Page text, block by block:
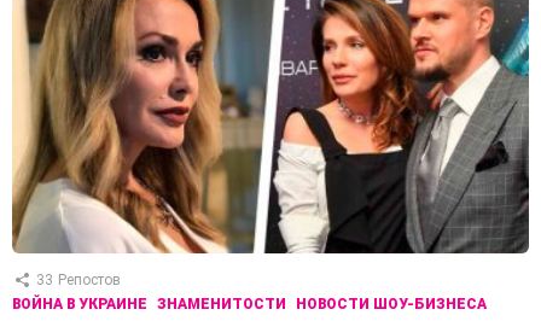
33 Репостов
ВОЙНА В УКРАИНЕ
ЗНАМЕНИТОСТИ НОВОСТИ ШОУ-БИЗНЕСА